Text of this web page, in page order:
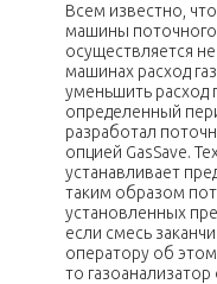
Всем известно,
машины поточного
осуществляется
машинах расход
уменьшить расход
определенный
разработал
опцией GasSave.
устанавливает
таким образом
установленных
если смесь
оператору об
то